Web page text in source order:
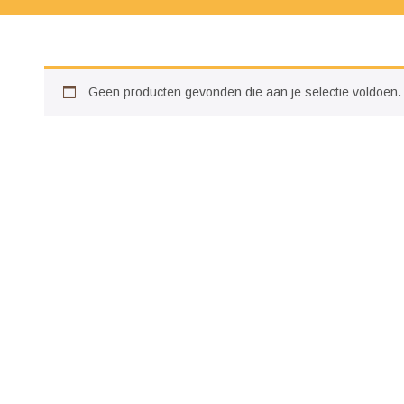
Geen producten gevonden die aan je selectie voldoen.